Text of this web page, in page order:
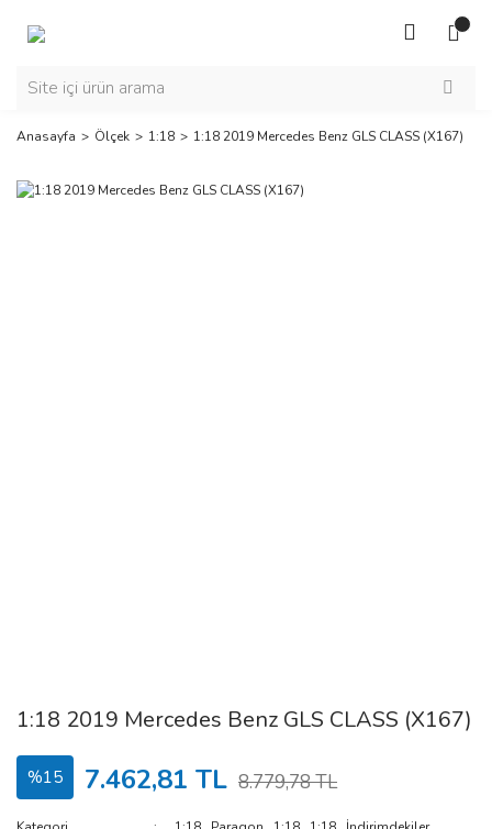
Anasayfa Ölçek 1:18 1:18 2019 Mercedes Benz GLS CLASS (X167)
1:18 2019 Mercedes Benz GLS CLASS (X167)
%15 7.462,81 TL 8.779,78 TL